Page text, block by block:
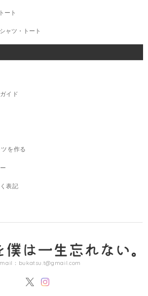
ート
ャツ・トート
イド
を作る
表記
： bukatsu.t@gmail.com